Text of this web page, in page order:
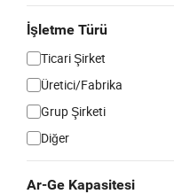
İşletme Türü
Ticari Şirket
Üretici/Fabrika
Grup Şirketi
Diğer
Ar-Ge Kapasitesi